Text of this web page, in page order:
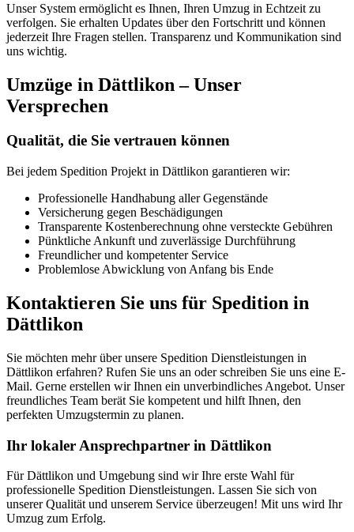
Unser System ermöglicht es Ihnen, Ihren Umzug in Echtzeit zu
verfolgen. Sie erhalten Updates über den Fortschritt und können
jederzeit Ihre Fragen stellen. Transparenz und Kommunikation sind
uns wichtig.
Umzüge in Dättlikon – Unser
Versprechen
Qualität, die Sie vertrauen können
Bei jedem Spedition Projekt in Dättlikon garantieren wir:
Professionelle Handhabung aller Gegenstände
Versicherung gegen Beschädigungen
Transparente Kostenberechnung ohne versteckte Gebühren
Pünktliche Ankunft und zuverlässige Durchführung
Freundlicher und kompetenter Service
Problemlose Abwicklung von Anfang bis Ende
Kontaktieren Sie uns für Spedition in
Dättlikon
Sie möchten mehr über unsere Spedition Dienstleistungen in
Dättlikon erfahren? Rufen Sie uns an oder schreiben Sie uns eine E-
Mail. Gerne erstellen wir Ihnen ein unverbindliches Angebot. Unser
freundliches Team berät Sie kompetent und hilft Ihnen, den
perfekten Umzugstermin zu planen.
Ihr lokaler Ansprechpartner in Dättlikon
Für Dättlikon und Umgebung sind wir Ihre erste Wahl für
professionelle Spedition Dienstleistungen. Lassen Sie sich von
unserer Qualität und unserem Service überzeugen! Mit uns wird Ihr
Umzug zum Erfolg.